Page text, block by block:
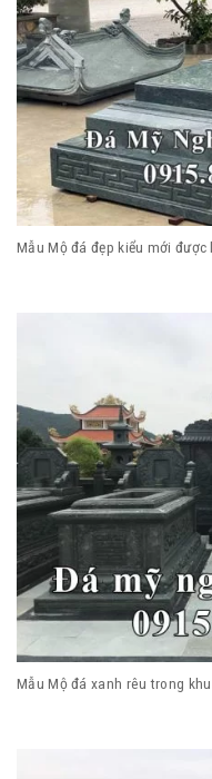
Mẫu Mộ đá đẹp kiểu mới
Mẫu Mộ đá xanh rêu trong